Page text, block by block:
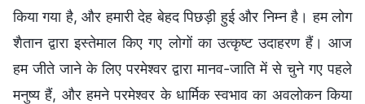
किया गया है, और हमारी देह बेहद पिछड़ी हुई और निम्न है। हम लोग
शैतान द्वारा इस्तेमाल किए गए लोगों का उत्कृष्ट उदाहरण हैं। आज
हम जीते जाने के लिए परमेश्वर द्वारा मानव-जाति में से चुने गए पहले
मनुष्य हैं, और हमने परमेश्वर के धार्मिक स्वभाव का अवलोकन किया